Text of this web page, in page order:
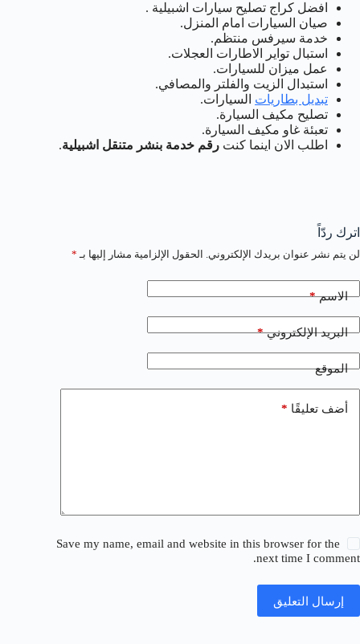
افضل كراج تصليح سيارات اشبيلية .
صيان السيارات امام المنزل.
خدمة سيرفس منتظم.
استبال تواير الاطارات العجلات.
عمل ميزان للسيارات.
استبدال الزيت والفلتر والمصافي.
تبديل بطاريات السيارات.
تصليح مكيف السيارة.
تعبئة غاو مكيف السيارة.
اطلب الان اينما كنت رقم خدمة بنشر متنقل اشبيلية.
اترك ردّاً
لن يتم نشر عنوان بريدك الإلكتروني. الحقول الإلزامية مشار إليها بـ *
الاسم*
البريد الإلكتروني*
الموقع
أضف تعليقًا *
Save my name, email and website in this browser for the
next time I comment.
إرسال التعليق